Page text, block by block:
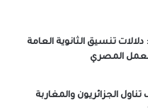
تنسيق الثانوية العامة
الجزائريون والمغاربة